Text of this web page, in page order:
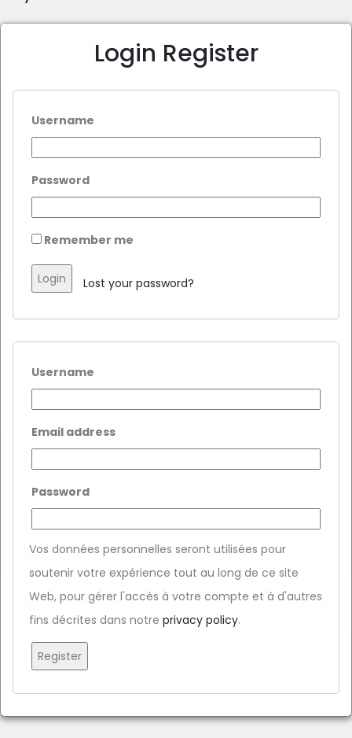
Login Register
Username
Password
Remember me
Login Lost your password?
Username
Email address
Password
Vos données personnelles seront utilisées pour
soutenir votre expérience tout au long de ce site
Web, pour gérer l'accès à votre compte et à d'autres
fins décrites dans notre privacy policy.
Register